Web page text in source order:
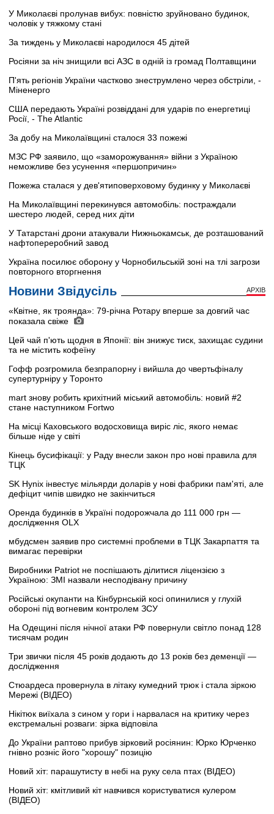
У Миколаєві пролунав вибух: повністю зруйновано будинок,
чоловік у тяжкому стані
За тиждень у Миколаєві народилося 45 дітей
Росіяни за ніч знищили всі АЗС в одній із громад Полтавщини
П'ять регіонів України частково знеструмлено через обстріли, -
Міненерго
США передають Україні розвіддані для ударів по енергетиці
Росії, - The Atlantic
За добу на Миколаївщині сталося 33 пожежі
МЗС РФ заявило, що «заморожування» війни з Україною
неможливе без усунення «першопричин»
Пожежа сталася у дев'ятиповерховому будинку у Миколаєві
На Миколаївщині перекинувся автомобіль: постраждали
шестеро людей, серед них діти
У Татарстані дрони атакували Нижньокамськ, де розташований
нафтопереробний завод
Україна посилює оборону у Чорнобильській зоні на тлі загрози
повторного вторгнення
Новини Звідусіль АРХІВ
«Квітне, як троянда»: 79-річна Ротару вперше за довгий час
показала свіже
Цей чай п'ють щодня в Японії: він знижує тиск, захищає судини
та не містить кофеїну
Гофф розгромила безпрапорну і вийшла до чвертьфіналу
супертурніру у Торонто
mart знову робить крихітний міський автомобіль: новий #2
стане наступником Fortwo
На місці Каховського водосховища виріс ліс, якого немає
більше ніде у світі
Кінець бусифікації: у Раду внесли закон про нові правила для
ТЦК
SK Hynix інвестує мільярди доларів у нові фабрики пам'яті, але
дефіцит чипів швидко не закінчиться
Оренда будинків в Україні подорожчала до 111 000 грн —
дослідження OLX
мбудсмен заявив про системні проблеми в ТЦК Закарпаття та
вимагає перевірки
Виробники Patriot не поспішають ділитися ліцензією з
Україною: ЗМІ назвали несподівану причину
Російські окупанти на Кінбурнській косі опинилися у глухій
обороні під вогневим контролем ЗСУ
На Одещині після нічної атаки РФ повернули світло понад 128
тисячам родин
Три звички після 45 років додають до 13 років без деменції —
дослідження
Стюардеса провернула в літаку кумедний трюк і стала зіркою
Мережі (ВІДЕО)
Нікітюк виїхала з сином у гори і нарвалася на критику через
екстремальні розваги: зірка відповіла
До України раптово прибув зірковий росіянин: Юрко Юрченко
гнівно розніс його "хорошу" позицію
Новий хіт: парашутисту в небі на руку села птах (ВІДЕО)
Новий хіт: кмітливий кіт навчився користуватися кулером
(ВІДЕО)